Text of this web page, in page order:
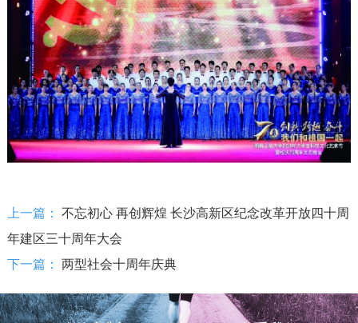
上一篇：
不忘初心 再创辉煌 长沙高新区纪念改革开放四十周
年建区三十周年大会
下一篇：
两型社会十周年庆典